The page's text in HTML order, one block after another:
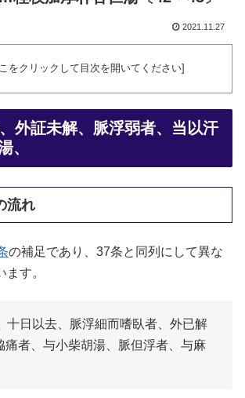
2021.11.27
外証未解、脈浮弱者、当以汗
、
流れ
の補足であり、37条と同列にして異な
す。
十日以去、脈浮細而嗜臥者、外已解
痛者、与小柴胡湯、脈但浮者、与麻